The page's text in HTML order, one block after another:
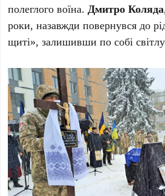
полеглого воїна. Дмитро Коляда
роки, назавжди повернувся до
щиті», залишивши по собі